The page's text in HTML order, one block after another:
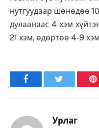
нутгуудаар шөнөдөө
дулаанаас 4 хэм
21 хэм, өдөртөө 4-9
FacebookTwitter
Урлаг